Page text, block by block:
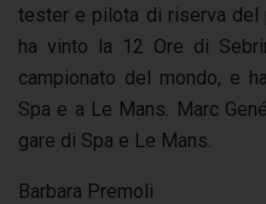
tester e pilota di riserva del
ha vinto la 12 Ore di
campionato del mondo, e
Spa e a Le Mans. Marc
gare di Spa e Le Mans.
Barbara Premoli